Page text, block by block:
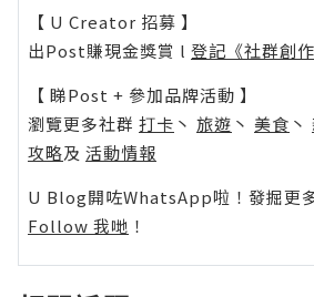
【 U Creator 招募 】
出Post賺現金獎賞 l 登記《社群創
【 睇Post + 參加品牌活動 】
瀏覽更多社群 打卡 丶 旅遊 丶 美食 丶
攻略及 活動情報
U Blog開咗WhatsApp啦！發掘更
Follow 我哋 ！